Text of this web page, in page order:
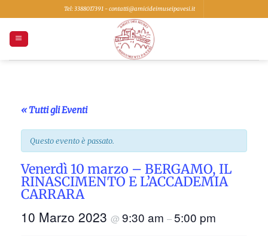
ai
contenuti
Tel: 3388017391 - contatti@amicideimuseipavesi.it
« Tutti gli Eventi
Questo evento è passato.
Venerdì 10 marzo – BERGAMO, IL
RINASCIMENTO E L’ACCADEMIA
CARRARA
10 Marzo 2023 @ 9:30 am –5:00 pm